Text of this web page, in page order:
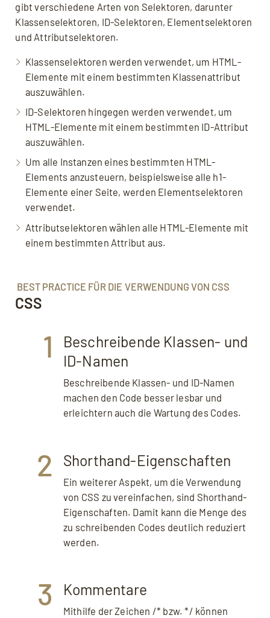
gibt verschiedene Arten von Selektoren, darunter
Klassenselektoren, ID-Selektoren, Elementselektoren
und Attributselektoren.
Klassenselektoren werden verwendet, um HTML-
Elemente mit einem bestimmten Klassenattribut
auszuwählen.
ID-Selektoren hingegen werden verwendet, um
HTML-Elemente mit einem bestimmten ID-Attribut
auszuwählen.
Um alle Instanzen eines bestimmten HTML-
Elements anzusteuern, beispielsweise alle h1-
Elemente einer Seite, werden Elementselektoren
verwendet.
Attributselektoren wählen alle HTML-Elemente mit
einem bestimmten Attribut aus.
BEST PRACTICE FÜR DIE VERWENDUNG VON CSS
CSS
1
Beschreibende Klassen- und
ID-Namen
Beschreibende Klassen- und ID-Namen
machen den Code besser lesbar und
erleichtern auch die Wartung des Codes.
2 Shorthand-Eigenschaften
Ein weiterer Aspekt, um die Verwendung
von CSS zu vereinfachen, sind Shorthand-
Eigenschaften. Damit kann die Menge des
zu schreibenden Codes deutlich reduziert
werden.
3 Kommentare
Mithilfe der Zeichen /* bzw. */ können